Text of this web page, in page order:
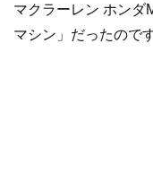
マクラーレン ホンダ
マシン」だったのです